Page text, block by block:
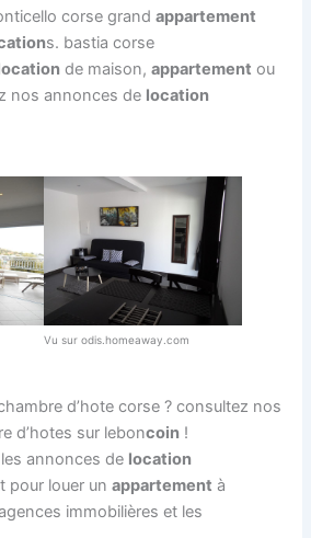
corse grandappartement
s. bastia corse
de maison,appartement ou
nos annonces de location
Vu sur odis.homeaway.com
d’hote corse ? consultez nos
d’hotes sur leboncoin !
annonces de location
pour louer unappartement à
immobilières et les